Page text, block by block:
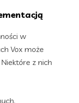
w
Vox może
z nich